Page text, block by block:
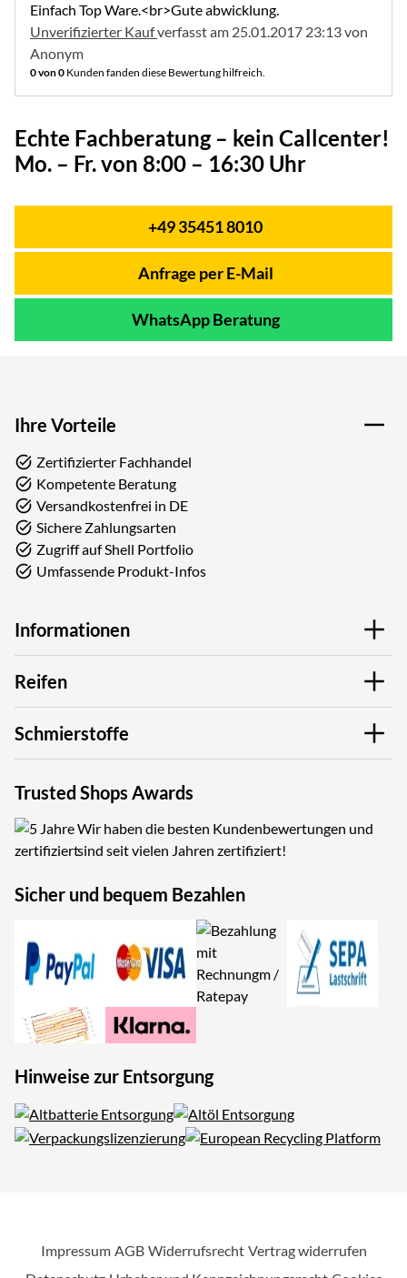
Einfach Top Ware.<br>Gute abwicklung.
Unverifizierter Kaufverfasst am 25.01.2017 23:13 von
Anonym
0 von 0 Kunden fanden diese Bewertung hilfreich.
Echte Fachberatung – kein Callcenter!
Mo. – Fr. von 8:00 – 16:30 Uhr
Telefon:
+49 35451 8010
Anfrage per E-Mail
WhatsApp Beratung
Ihre Vorteile
Zertifizierter Fachhandel
Kompetente Beratung
Versandkostenfrei in DE
Sichere Zahlungsarten
Zugriff auf Shell Portfolio
Umfassende Produkt-Infos
Informationen
Reifen
Schmierstoffe
Trusted Shops Awards
Wir haben die besten Kundenbewertungen und
sind seit vielen Jahren zertifiziert!
Sicher und bequem Bezahlen
Hinweise zur Entsorgung
Impressum AGB Widerrufsrecht Vertrag widerrufen